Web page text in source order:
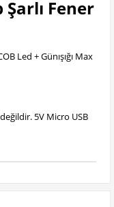
Fener
Led + Günışığı Max
5V Micro USB